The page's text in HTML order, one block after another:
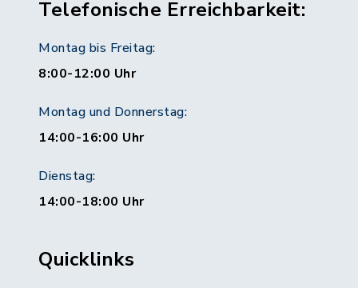
Telefonische Erreichbarkeit:
Montag bis Freitag:
8:00-12:00 Uhr
Montag und Donnerstag:
14:00-16:00 Uhr
Dienstag:
14:00-18:00 Uhr
Quicklinks